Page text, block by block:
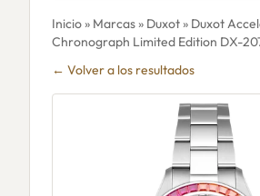
Inicio» Marcas» Duxot» Duxot
Chronograph Limited Edition DX-
← Volver a los resultados